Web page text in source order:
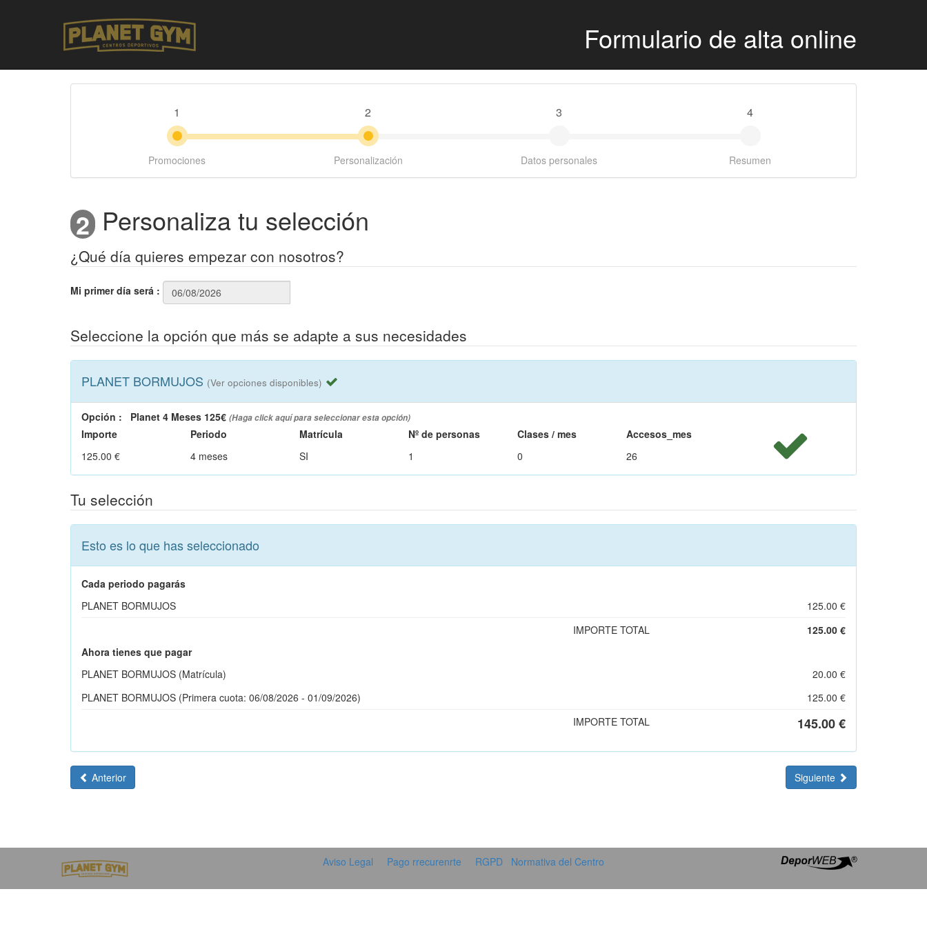
Formulario de alta online
1
Promociones
2
Personalización
3
Datos personales
4
Resumen
2 Personaliza tu selección
¿Qué día quieres empezar con nosotros?
Mi primer día será :
Seleccione la opción que más se adapte a sus necesidades
PLANET BORMUJOS (Ver opciones disponibles)
Opción : Planet 4 Meses 125€ (Haga click aquí para seleccionar esta opción)
Importe
125.00 €
Periodo
4 meses
Matrícula
SI
Nº de personas
1
Clases / mes
0
Accesos_mes
26
Tu selección
Esto es lo que has seleccionado
Cada periodo pagarás
PLANET BORMUJOS
125.00 €
IMPORTE TOTAL
125.00 €
Ahora tienes que pagar
PLANET BORMUJOS (Matrícula)
20.00 €
PLANET BORMUJOS (Primera cuota: 06/08/2026 - 01/09/2026)
125.00 €
IMPORTE TOTAL
145.00 €
Anterior Siguiente
Aviso Legal Pago rrecurenrte RGPD Normativa del Centro